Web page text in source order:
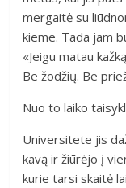
mergaitė su
kieme. Tada jam
«Jeigu matau
Be žodžių. Be
Nuo to laiko
Universitete jis
kavą ir žiūrėjo į
kurie tarsi skaitė